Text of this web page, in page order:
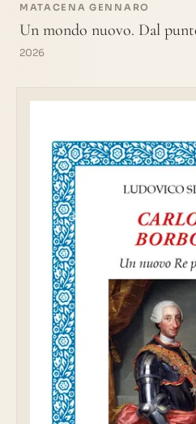
MATACENA GENNARO
Un mondo nuovo. Dal
2026